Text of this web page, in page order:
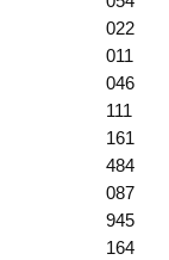
022
011
046
111
161
484
087
945
164